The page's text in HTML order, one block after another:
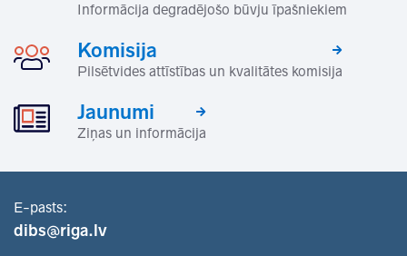
Informācija degradējošo būvju īpašniekiem
Komisija
Pilsētvides attīstības un kvalitātes komisija
Jaunumi
Ziņas un informācija
E-pasts:
dibs@riga.lv